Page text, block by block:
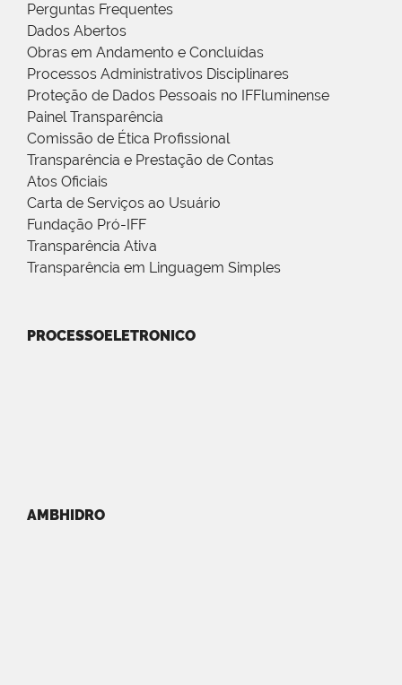
Perguntas Frequentes
Dados Abertos
Obras em Andamento e Concluídas
Processos Administrativos Disciplinares
Proteção de Dados Pessoais no IFFluminense
Painel Transparência
Comissão de Ética Profissional
Transparência e Prestação de Contas
Atos Oficiais
Carta de Serviços ao Usuário
Fundação Pró-IFF
Transparência Ativa
Transparência em Linguagem Simples
PROCESSOELETRONICO
AMBHIDRO